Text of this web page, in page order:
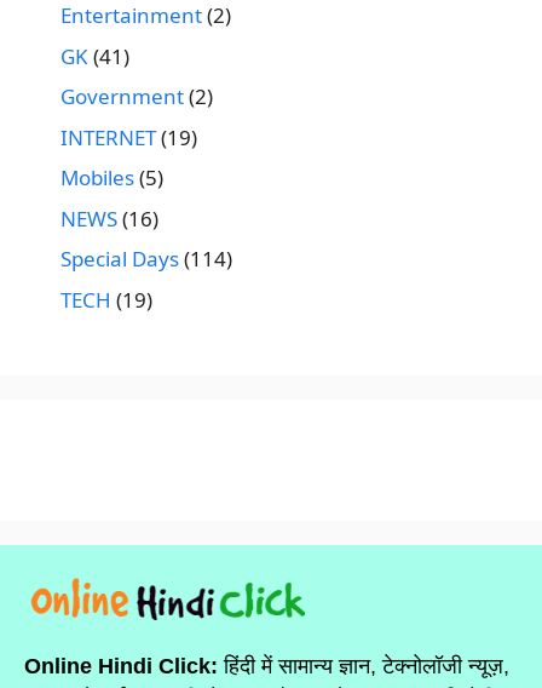
Entertainment(2)
GK (41)
Government(2)
INTERNET(19)
Mobiles(5)
NEWS(16)
Special Days(114)
TECH (19)
Online Hindi Click: हिंदी में सामान्य ज्ञान, टेक्नोलॉजी न्यूज़,